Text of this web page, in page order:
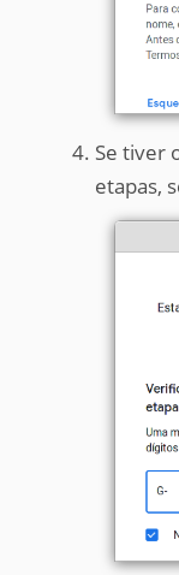
Se tiver
etapas,